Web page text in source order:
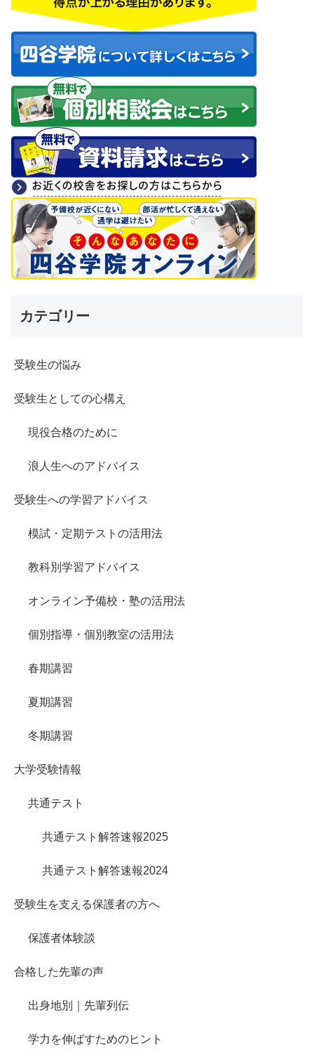
カテゴリー
受験生の悩み
受験生としての心構え
現役合格のために
浪人生へのアドバイス
受験生への学習アドバイス
模試・定期テストの活用法
教科別学習アドバイス
オンライン予備校・塾の活用法
個別指導・個別教室の活用法
春期講習
夏期講習
冬期講習
大学受験情報
共通テスト
共通テスト解答速報2025
共通テスト解答速報2024
受験生を支える保護者の方へ
保護者体験談
合格した先輩の声
出身地別｜先輩列伝
学力を伸ばすためのヒント